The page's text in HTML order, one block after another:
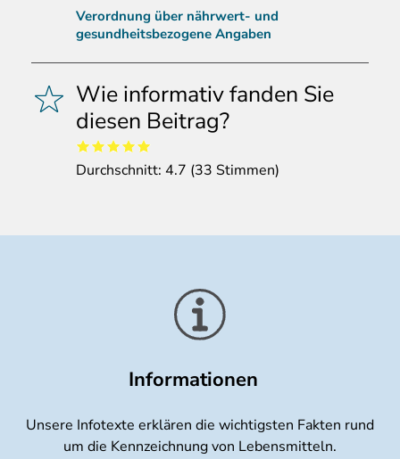
Verordnung über nährwert- und
gesundheitsbezogene Angaben
Wie informativ fanden Sie
diesen Beitrag?
Durchschnitt: 4.7 (33 Stimmen)
Informationen
Unsere Infotexte erklären die wichtigsten Fakten rund
um die Kennzeichnung von Lebensmitteln.